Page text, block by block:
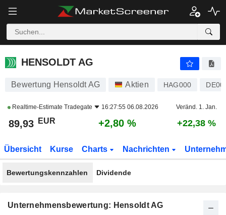
HENSOLDT AG
HENSOLDT AG
Bewertung Hensoldt AG Aktien HAG000
Realtime-Estimate Tradegate 16:27:55 06.08.2026 Veränd. 1. Jan.
89,93 EUR +2,80 % +22,38 %
Übersicht Kurse Charts Nachrichten
Bewertungskennzahlen Dividende
Unternehmensbewertung: Hensoldt AG